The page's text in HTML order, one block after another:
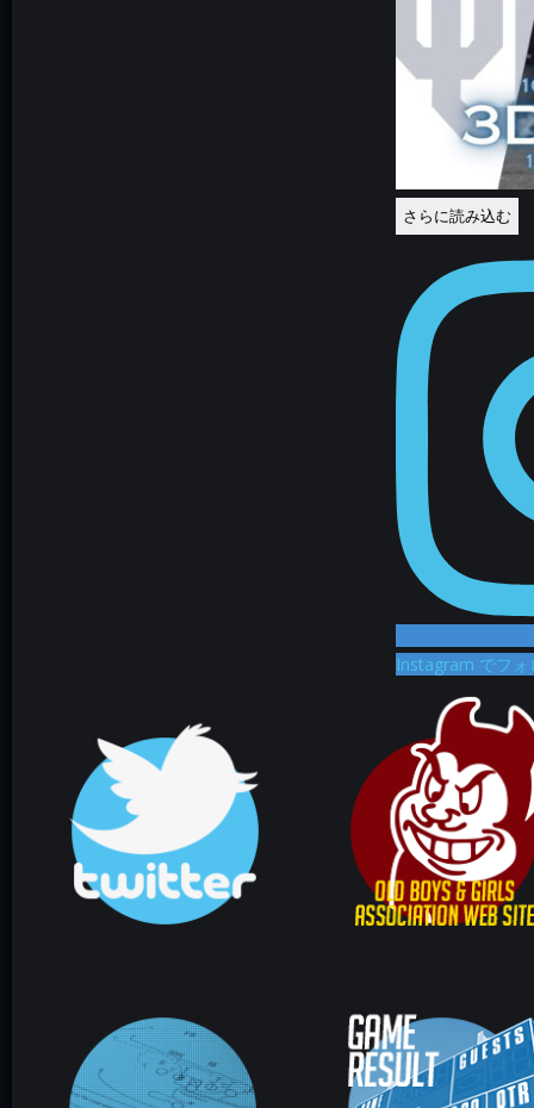
さらに読み込む
Instagram でフォ